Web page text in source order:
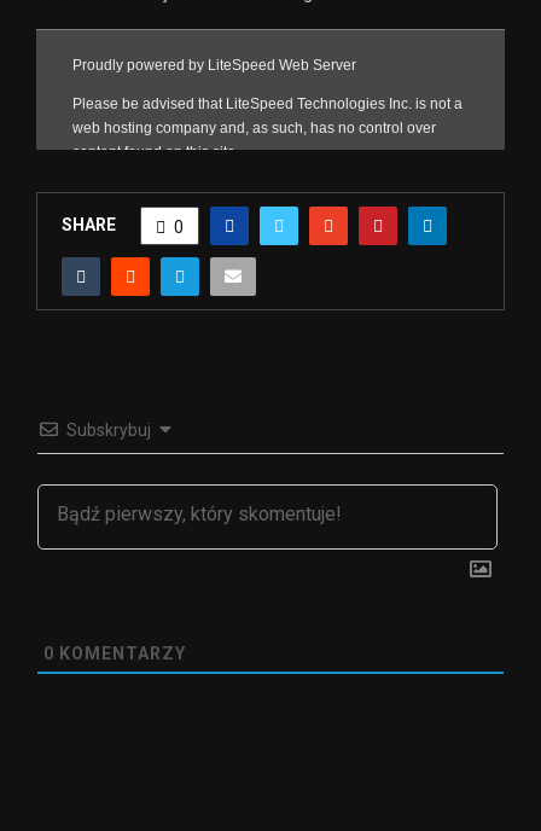
SHARE 0
Subskrybuj
0 KOMENTARZY